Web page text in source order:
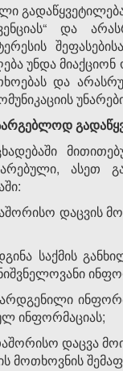
და
უნდა
და
ასეთ
საქმის
ინფორმაციას;
დაცვა
მოთხოვნის